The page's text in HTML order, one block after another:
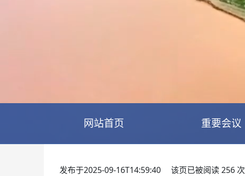
网站首页 重要会议
发布于2025-09-16T14:59:40 该页已被阅读256 次